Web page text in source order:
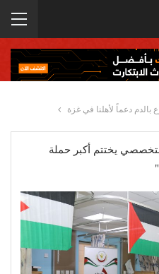
دعماً لأهلنا في غزة
يختتم أكبر حملة